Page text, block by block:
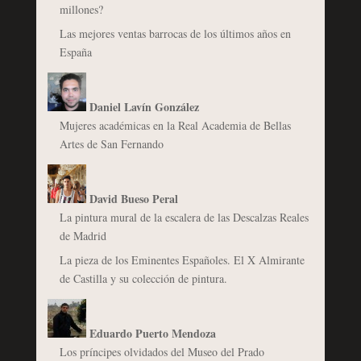
millones?
Las mejores ventas barrocas de los últimos años en
España
Daniel Lavín González
Mujeres académicas en la Real Academia de Bellas
Artes de San Fernando
David Bueso Peral
La pintura mural de la escalera de las Descalzas Reales
de Madrid
La pieza de los Eminentes Españoles. El X Almirante
de Castilla y su colección de pintura.
Eduardo Puerto Mendoza
Los príncipes olvidados del Museo del Prado